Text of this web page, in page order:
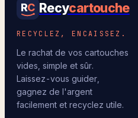
RC Recycartouche
RECYCLEZ, ENCAISSEZ.
Le rachat de vos cartouches
vides, simple et sûr.
Laissez-vous guider,
gagnez de l'argent
facilement et recyclez utile.